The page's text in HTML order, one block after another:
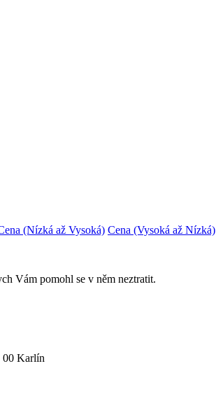
(Nízká až Vysoká) Cena (Vysoká až Nízká)
Vám pomohl se v něm neztratit.
Karlín